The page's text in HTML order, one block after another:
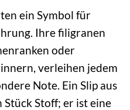
ein Symbol für
Ihre filigranen
oder
verleihen jedem
Note. Ein Slip aus
Stück Stoff; er ist eine